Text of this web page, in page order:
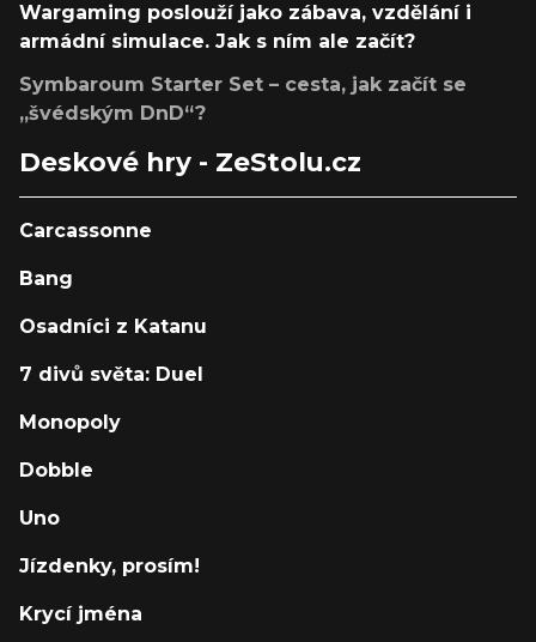
Wargaming poslouží jako zábava, vzdělání i
armádní simulace. Jak s ním ale začít?
Symbaroum Starter Set – cesta, jak začít se
„švédským DnD“?
Deskové hry - ZeStolu.cz
Carcassonne
Bang
Osadníci z Katanu
7 divů světa: Duel
Monopoly
Dobble
Uno
Jízdenky, prosím!
Krycí jména